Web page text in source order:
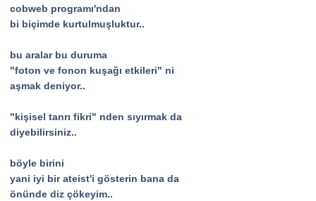
cobweb programı'ndan
bi biçimde kurtulmuşluktur..
bu aralar bu duruma
"foton ve fonon kuşağı etkileri" ni
aşmak deniyor..
"kişisel tanrı fikri" nden sıyırmak da
diyebilirsiniz..
böyle birini
yani iyi bir ateist'i gösterin bana da
önünde diz çökeyim..